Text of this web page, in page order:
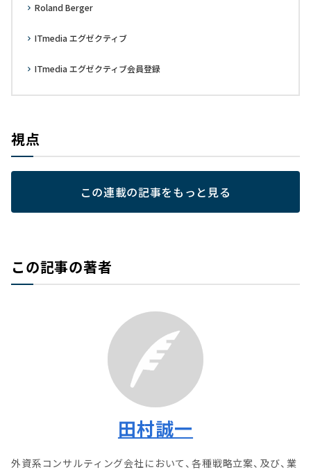
Roland Berger
ITmedia エグゼクティブ
ITmedia エグゼクティブ会員登録
視点
この連載の記事をもっと見る
この記事の著者
田村誠一
外資系コンサルティング会社において、各種戦略立案、及び、業